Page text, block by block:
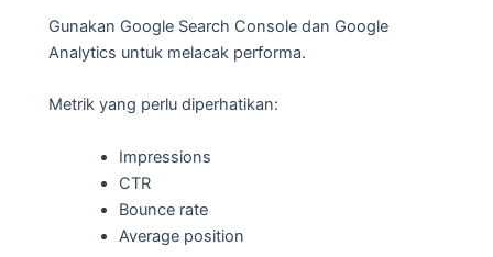
Gunakan Google Search Console dan Google
Analytics untuk melacak performa.
Metrik yang perlu diperhatikan:
Impressions
CTR
Bounce rate
Average position